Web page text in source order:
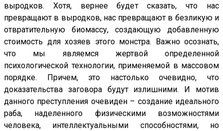
выродков. Хотя, вернее будет сказать, что нас
превращают в выродков, нас превращают в безликую и
отвратительную биомассу, создающую добавленную
стоимость для хозяев этого монстра. Важно осознать,
что мы являемся жертвой определенной
психологической технологии, применяемой в массовом
порядке. Причем, это настолько очевидно, что
доказательства заговора будут излишними. И мотив
данного преступления очевиден – создание идеального
раба, наделенного физическими возможностями
человека, интеллектуальными способностями, но